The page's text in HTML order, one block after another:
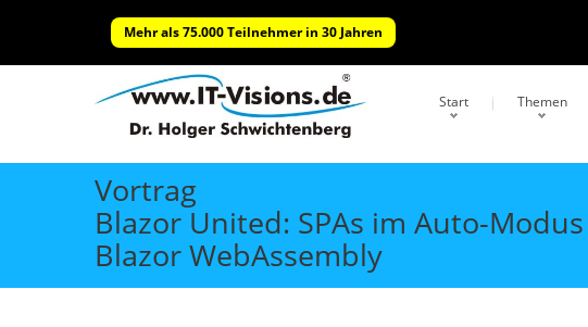
Mehr als 75.000 Teilnehmer in 30 Jahren
Start Themen
Vortrag
Blazor United: SPAs im Auto-
Blazor WebAssembly